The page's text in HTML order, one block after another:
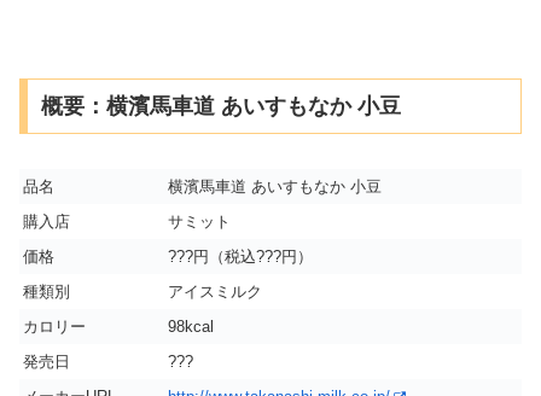
概要：横濱馬車道 あいすもなか 小豆
品名
横濱馬車道 あいすもなか 小豆
購入店
サミット
価格
???円（税込???円）
種類別
アイスミルク
カロリー
98kcal
発売日
???